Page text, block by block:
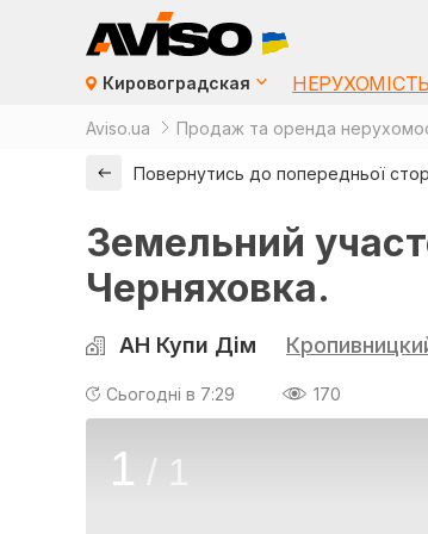
Кировоградская НЕРУХОМІСТЬ
Aviso.ua Продаж та оренда
Повернутись до попередньої
Земельний
Черняховка.
АН Купи Дім
Сьогодні в 7:29 170
1 / 1